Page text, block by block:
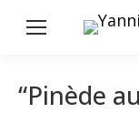
“Pinède